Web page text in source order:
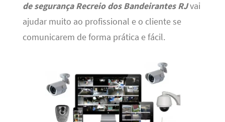
de segurança Recreio dos Bandeirantes RJvai
ajudar muito ao profissional e o cliente se
comunicarem de forma prática e fácil.